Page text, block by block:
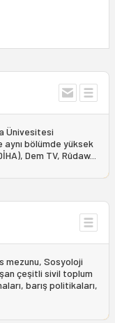
Ünivesitesi
aynı bölümde yüksek
Dem TV, Rûdaw...
mezunu, Sosyoloji
çeşitli sivil toplum
barış politikaları,